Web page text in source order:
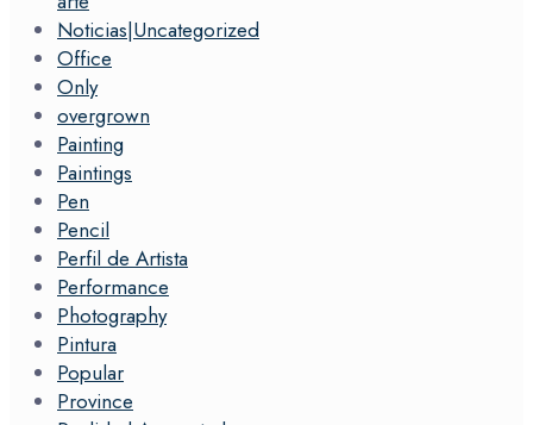
Noticias|Uncategorized
Office
Only
overgrown
Painting
Paintings
Pen
Pencil
Perfil de Artista
Performance
Photography
Pintura
Popular
Province